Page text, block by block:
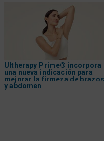
Ultherapy Prime® incorpora
una nueva indicación para
mejorar la firmeza de brazos
y abdomen